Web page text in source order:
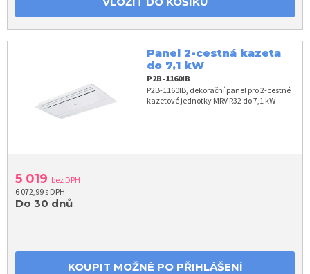
Panel 2-cestná kazeta
do 7,1 kW
P2B-1160IB
P2B-1160IB, dekorační panel pro 2-cestné
kazetové jednotky MRV R32 do 7,1 kW
5 019 bez DPH
6 072,99 s DPH
Do 30 dnů
KOUPIT MOŽNÉ PO PŘIHLÁŠENÍ